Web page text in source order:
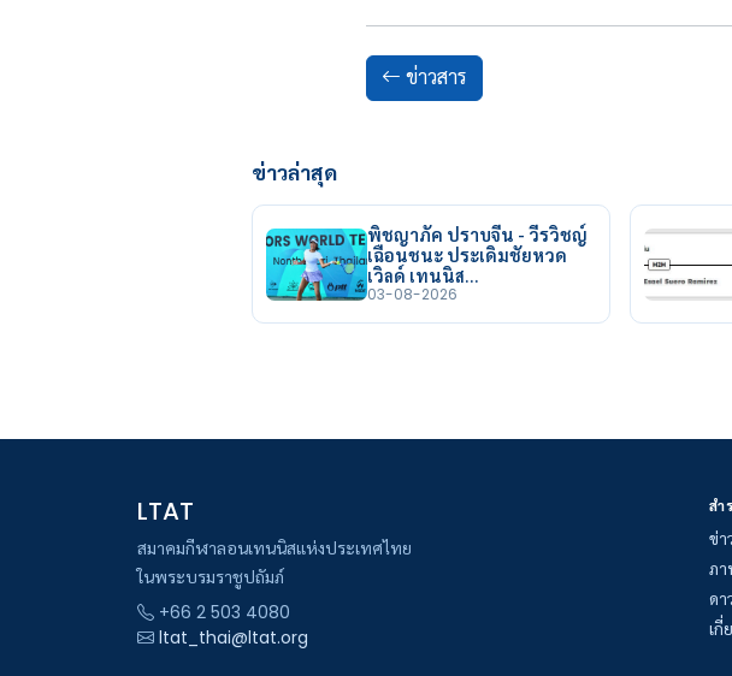
ข่าวสาร
ข่าวล่าสุด
พิชญาภัค ปราบจีน - วีรวิชญ์
เฉือนชนะ ประเดิมชัยหวด
เวิลด์ เทนนิส…
03-08-2026
LTAT
สมาคมกีฬาลอนเทนนิสแห่งประเทศไทย
ในพระบรมราชูปถัมภ์
+66 2 503 4080
ltat_thai@ltat.org
สำ
ข่า
ภ
ดา
เกี่